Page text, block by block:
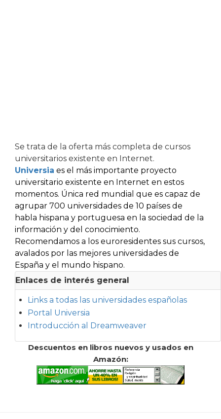
Se trata de la oferta más completa de cursos
universitarios existente en Internet.
Universia es el más importante proyecto
universitario existente en Internet en estos
momentos. Única red mundial que es capaz de
agrupar 700 universidades de 10 países de
habla hispana y portuguesa en la sociedad de la
información y del conocimiento.
Recomendamos a los euroresidentes sus cursos,
avalados por las mejores universidades de
España y el mundo hispano.
Enlaces de interés general
Links a todas las universidades españolas
Portal Universia
Introducción al Dreamweaver
Descuentos en libros nuevos y usados en
Amazón: